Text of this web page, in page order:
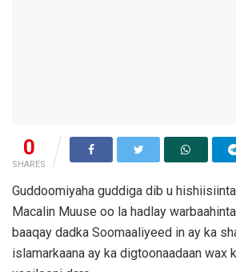
0
SHARES
Guddoomiyaha guddiga dib u
Macalin Muuse oo la hadlay
baaqay dadka Soomaaliyeed in ay ka
islamarkaana ay ka digtoonaadaan wax